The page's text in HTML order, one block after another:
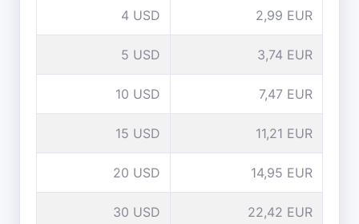
4 USD 2,99 EUR
5 USD 3,74 EUR
10 USD 7,47 EUR
15 USD 11,21 EUR
20 USD 14,95 EUR
30 USD 22,42 EUR